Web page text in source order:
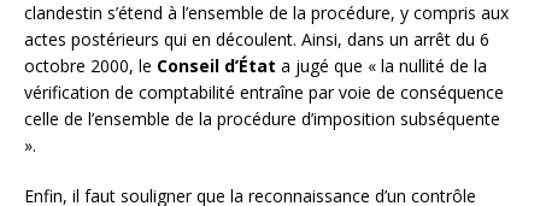
clandestin s’étend à l’ensemble de la procédure, y compris aux
actes postérieurs qui en découlent. Ainsi, dans un arrêt du 6
octobre 2000, le Conseil d’État a jugé que « la nullité de la
vérification de comptabilité entraîne par voie de conséquence
celle de l’ensemble de la procédure d’imposition subséquente
».
Enfin, il faut souligner que la reconnaissance d’un contrôle